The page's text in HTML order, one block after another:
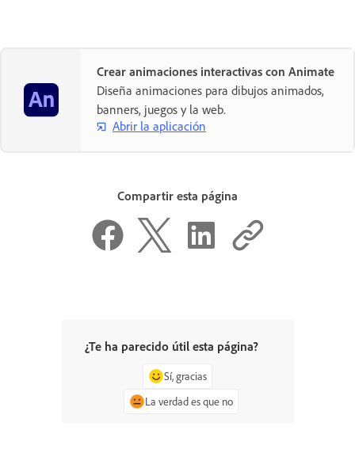
Crear animaciones interactivas con Animate
Diseña animaciones para dibujos animados,
banners, juegos y la web.
Abrir la aplicación
Compartir esta página
¿Te ha parecido útil esta página?
Sí, gracias
La verdad es que no